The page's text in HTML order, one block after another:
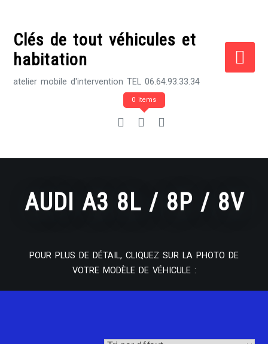
contentClés de tout véhicules et
habitation
atelier mobile d'intervention TEL 06.64.93.33.34
0 items
AUDI A3 8L / 8P / 8V
POUR PLUS DE DÉTAIL, CLIQUEZ SUR LA PHOTO DE
VOTRE MODÈLE DE VÉHICULE :